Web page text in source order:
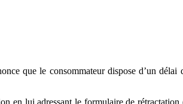
que le consommateur dispose d’un